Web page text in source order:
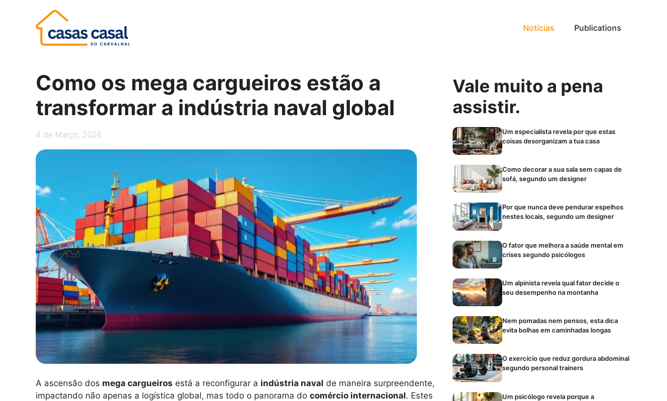
Notícias Publications
Como os mega cargueiros estão a
transformar a indústria naval global
4 de Março, 2026
A ascensão dos mega cargueiros está a reconfigurar a indústria naval de maneira surpreendente,
impactando não apenas a logística global, mas todo o panorama do comércio internacional. Estes
Vale muito a pena
assistir.
Um especialista revela por que estas
coisas desorganizam a tua casa
Como decorar a sua sala sem capas de
sofá, segundo um designer
Por que nunca deve pendurar espelhos
nestes locais, segundo um designer
O fator que melhora a saúde mental em
crises segundo psicólogos
Um alpinista revela qual fator decide o
seu desempenho na montanha
Nem pomadas nem pensos, esta dica
evita bolhas em caminhadas longas
O exercício que reduz gordura abdominal
segundo personal trainers
Um psicólogo revela porque a